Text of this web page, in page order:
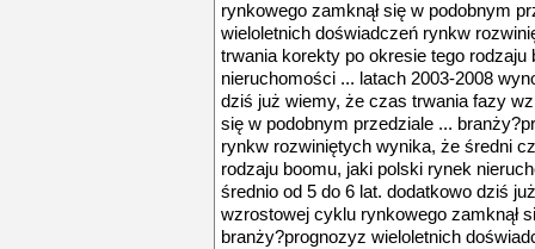
rynkowego zamknął się w podobnym
wieloletnich doświadczeń rynkw
trwania korekty po okresie tego rodzaju
nieruchomości ... latach 2003-2008
dziś już wiemy, że czas trwania fazy
się w podobnym przedziale ...
rynkw rozwiniętych wynika, że średni
rodzaju boomu, jaki polski rynek
średnio od 5 do 6 lat. dodatkowo dziś
wzrostowej cyklu rynkowego zamknął
branży?prognozyz wieloletnich